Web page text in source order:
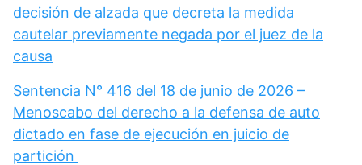
decisión de alzada que decreta la medida
cautelar previamente negada por el juez de la
causa
Sentencia N° 416 del 18 de junio de 2026 –
Menoscabo del derecho a la defensa de auto
dictado en fase de ejecución en juicio de
partición